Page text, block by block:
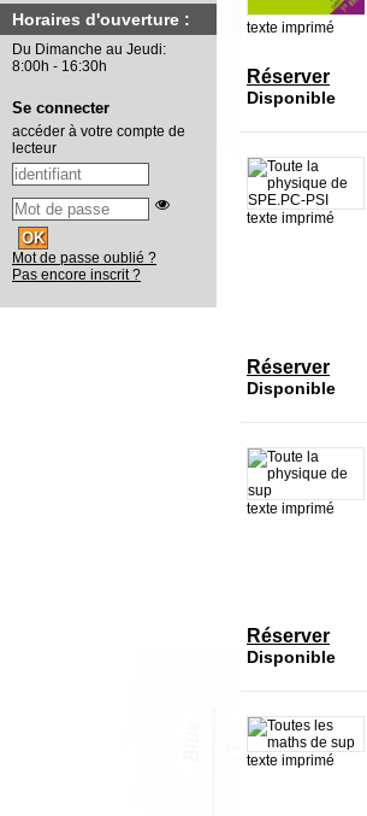
texte imprimé
Réserver
Disponible
texte imprimé
Réserver
Disponible
texte imprimé
Réserver
Disponible
texte imprimé
Horaires d'ouverture :
Du Dimanche au Jeudi:
8:00h - 16:30h
Se connecter
accéder à votre compte de
lecteur
Mot de passe oublié ?
Pas encore inscrit ?